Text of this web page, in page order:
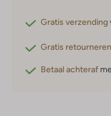
Gratis verzending
Gratis retourneren
Betaal achteraf